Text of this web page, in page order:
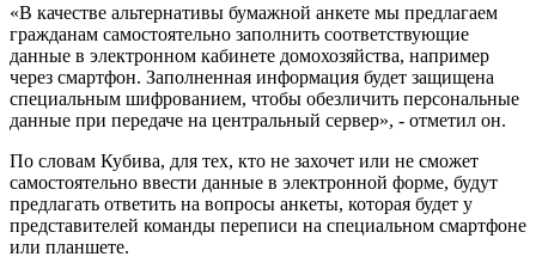
«В качестве альтернативы бумажной анкете мы предлагаем
гражданам самостоятельно заполнить соответствующие
данные в электронном кабинете домохозяйства, например
через смартфон. Заполненная информация будет защищена
специальным шифрованием, чтобы обезличить персональные
данные при передаче на центральный сервер», - отметил он.
По словам Кубива, для тех, кто не захочет или не сможет
самостоятельно ввести данные в электронной форме, будут
предлагать ответить на вопросы анкеты, которая будет у
представителей команды переписи на специальном смартфоне
или планшете.